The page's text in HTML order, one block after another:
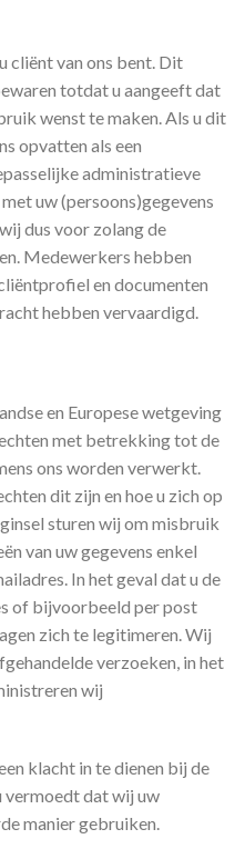
cliënt van ons bent. Dit
totdat u aangeeft dat
wenst te maken. Als u dit
opvatten als een
administratieve
uw (persoons)gegevens
dus voor zolang de
Medewerkers hebben
en documenten
hebben vervaardigd.
en Europese wetgeving
met betrekking tot de
ons worden verwerkt.
dit zijn en hoe u zich op
sturen wij om misbruik
van uw gegevens enkel
In het geval dat u de
of bijvoorbeeld per post
zich te legitimeren. Wij
verzoeken, in het
wij
klacht in te dienen bij de
vermoedt dat wij uw
manier gebruiken.